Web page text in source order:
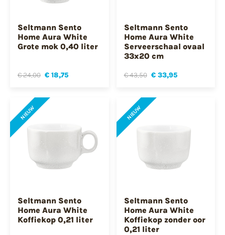
Seltmann Sento
Home Aura White
Grote mok 0,40 liter
€ 24,00 € 18,75
Seltmann Sento
Home Aura White
Serveerschaal ovaal
33x20 cm
€ 43,50 € 33,95
NIEUW
Seltmann Sento
Home Aura White
Koffiekop 0,21 liter
NIEUW
Seltmann Sento
Home Aura White
Koffiekop zonder oor
0,21 liter